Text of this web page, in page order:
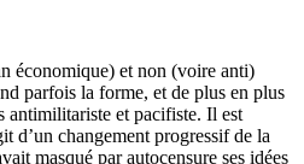
économique) et non (voire anti)
parfois la forme, et de plus en plus
antimilitariste et pacifiste. Il est
d’un changement progressif de la
masqué par autocensure ses idées